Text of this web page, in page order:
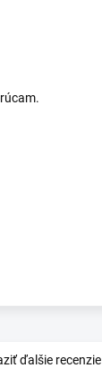
ďalšie recenzie